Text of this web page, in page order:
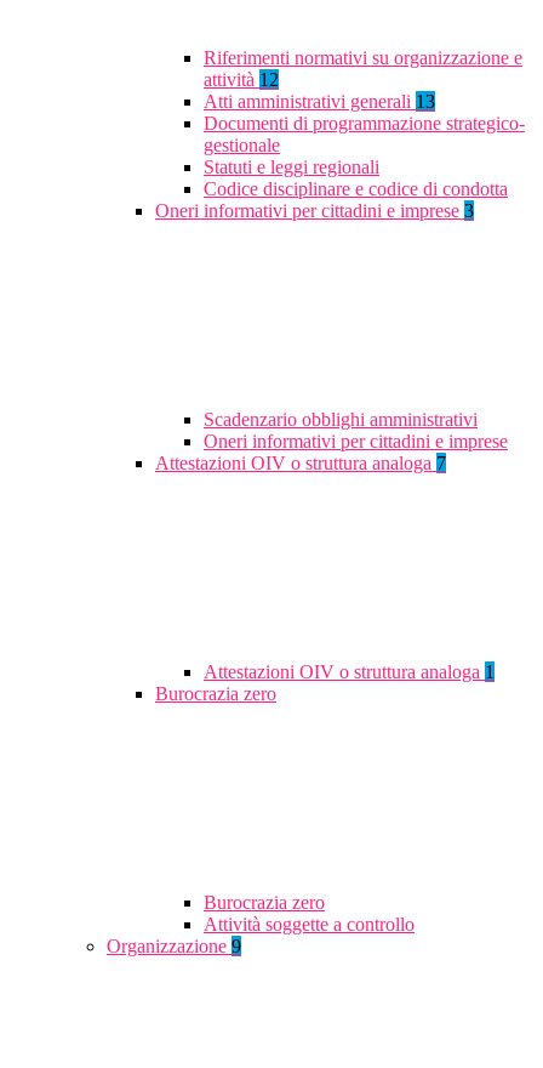
Riferimenti normativi su organizzazione e
attività 12
Atti amministrativi generali 13
Documenti di programmazione strategico-
gestionale
Statuti e leggi regionali
Codice disciplinare e codice di condotta
Oneri informativi per cittadini e imprese 3
Scadenzario obblighi amministrativi
Oneri informativi per cittadini e imprese
Attestazioni OIV o struttura analoga 7
Attestazioni OIV o struttura analoga 1
Burocrazia zero
Burocrazia zero
Attività soggette a controllo
Organizzazione 9